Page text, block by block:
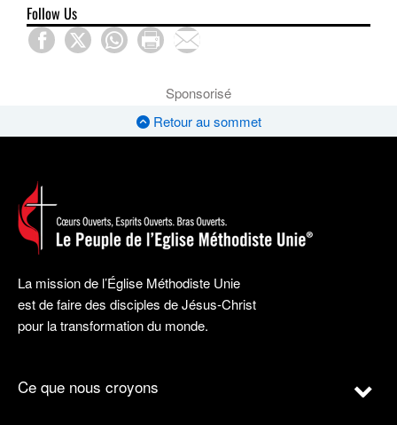
Follow Us
Sponsorisé
Retour au sommet
La mission de l’Église Méthodiste Unie
est de faire des disciples de Jésus-Christ
pour la transformation du monde.
Ce que nous croyons